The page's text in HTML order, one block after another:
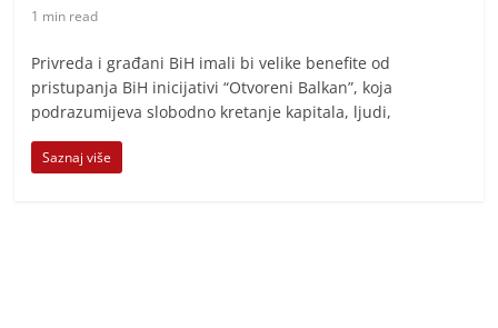
1 min read
Privreda i građani BiH imali bi velike benefite od
pristupanja BiH inicijativi “Otvoreni Balkan”, koja
podrazumijeva slobodno kretanje kapitala, ljudi,
Saznaj više